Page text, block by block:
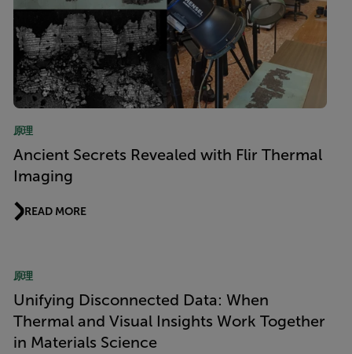
原理
Ancient Secrets Revealed with Flir Thermal
Imaging
READ MORE
原理
Unifying Disconnected Data: When
Thermal and Visual Insights Work Together
in Materials Science